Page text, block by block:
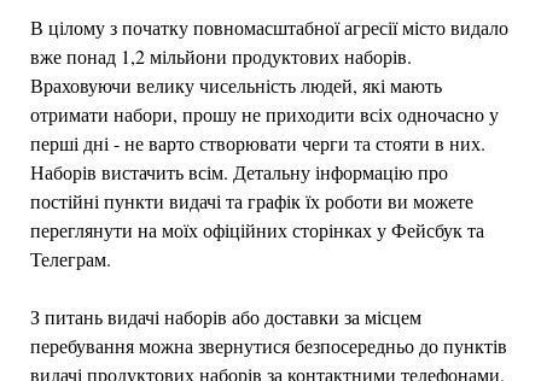
В цілому з початку повномасштабної агресії місто видало
вже понад 1,2 мільйони продуктових наборів.
Враховуючи велику чисельність людей, які мають
отримати набори, прошу не приходити всіх одночасно у
перші дні - не варто створювати черги та стояти в них.
Наборів вистачить всім. Детальну інформацію про
постійні пункти видачі та графік їх роботи ви можете
переглянути на моїх офіційних сторінках у Фейсбук та
Телеграм.
З питань видачі наборів або доставки за місцем
перебування можна звернутися безпосередньо до пунктів
видачі продуктових наборів за контактними телефонами,